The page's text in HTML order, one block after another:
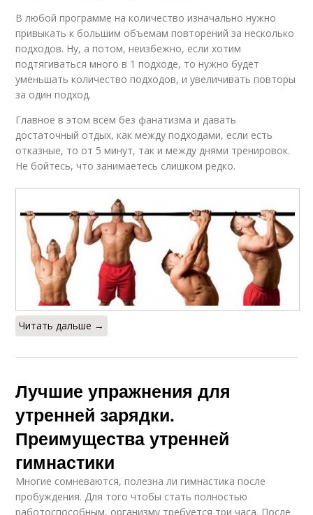
В любой программе на количество изначально нужно
привыкать к большим объемам повторений за несколько
подходов. Ну, а потом, неизбежно, если хотим
подтягиваться много в 1 подходе, то нужно будет
уменьшать количество подходов, и увеличивать повторы
за один подход.
Главное в этом всём без фанатизма и давать
достаточный отдых, как между подходами, если есть
отказные, то от 5 минут, так и между днями тренировок.
Не бойтесь, что занимаетесь слишком редко.
Читать дальше →
Лучшие упражнения для
утренней зарядки.
Преимущества утренней
гимнастики
Многие сомневаются, полезна ли гимнастика после
пробуждения. Для того чтобы стать полностью
работоспособным, организму требуется три часа. После